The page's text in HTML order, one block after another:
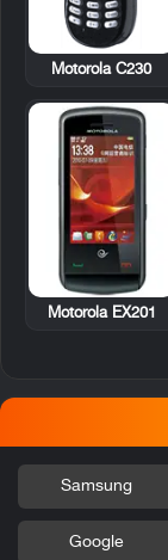
Motorola C230
Motorola EX201
Samsung
Google